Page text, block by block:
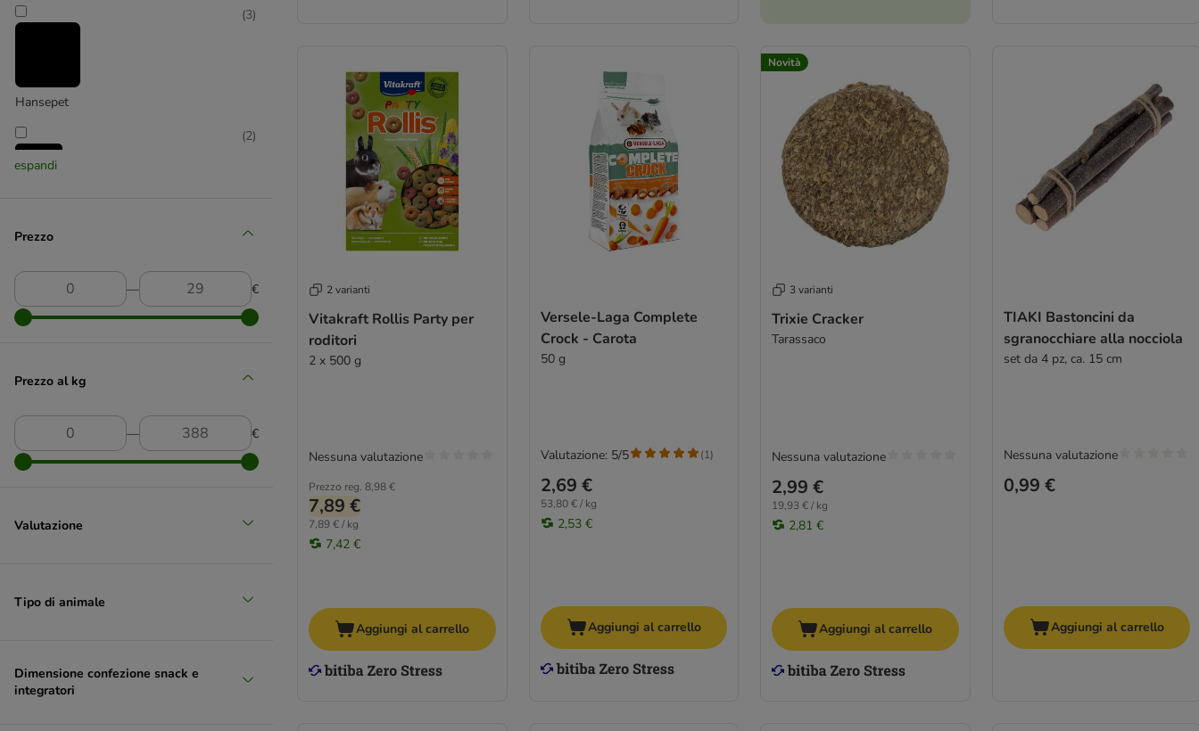
Hansepet
(3)
(2)
JR Farm
25)
Karlie
espandi
Prezzo
― €
Prezzo al kg
― €
Valutazione
Tipo di animale
Dimensione confezione snack e
integratori
2 varianti
Vitakraft Rollis Party per
roditori
2 x 500 g
Prezzo reg. 8,98 €
7,89 €
7,89 € / kg
7,42 €
Nessuna valutazione
Aggiungi al carrello
Versele-Laga Complete
Crock - Carota
50 g
2,69 €
53,80 € / kg
2,53 €
Valutazione: 5/5 (1)
Aggiungi al carrello
Novità
3 varianti
Trixie Cracker
Tarassaco
2,99 €
19,93 € / kg
2,81 €
Nessuna valutazione
Aggiungi al carrello
TIAKI Bastoncini da
sgranocchiare alla nocciola
set da 4 pz, ca. 15 cm
0,99 €
Nessuna valutazione
Aggiungi al carrello